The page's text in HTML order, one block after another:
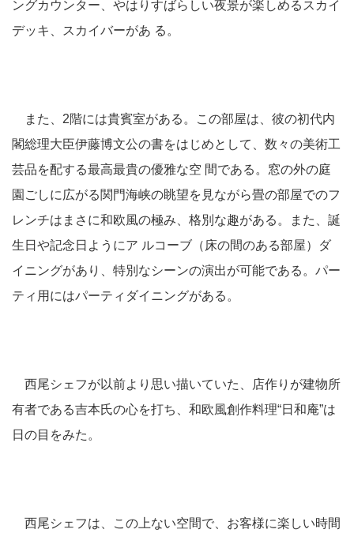
ングカウンター、やはりすばらしい夜景が楽しめるスカイ
デッキ、スカイバーがあ る。
また、2階には貴賓室がある。この部屋は、彼の初代内
閣総理大臣伊藤博文公の書をはじめとして、数々の美術工
芸品を配する最高最貴の優雅な空 間である。窓の外の庭
園ごしに広がる関門海峡の眺望を見ながら畳の部屋でのフ
レンチはまさに和欧風の極み、格別な趣がある。また、誕
生日や記念日ようにア ルコーブ（床の間のある部屋）ダ
イニングがあり、特別なシーンの演出が可能である。パー
ティ用にはパーティダイニングがある。
西尾シェフが以前より思い描いていた、店作りが建物所
有者である吉本氏の心を打ち、和欧風創作料理“日和庵”は
日の目をみた。
西尾シェフは、この上ない空間で、お客様に楽しい時間